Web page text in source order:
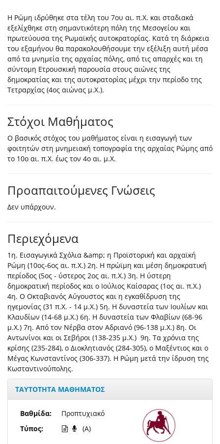
Η Ρώμη ιδρύθηκε στα τέλη του 7ου αι. π.Χ. και σταδιακά
εξελίχθηκε στη σημαντικότερη πόλη της Μεσογείου και
πρωτεύουσα της Ρωμαϊκής αυτοκρατορίας. Κατά τη διάρκεια
του εξαμήνου θα παρακολουθήσουμε την εξέλιξη αυτή μέσα
από τα μνημεία της αρχαίας πόλης, από τις απαρχές και τη
σύντομη Ετρουσκική παρουσία στους αιώνες της
δημοκρατίας και της αυτοκρατορίας μέχρι την περίοδο της
Τετραρχίας (4ος αιώνας μ.Χ.).
Στόχοι Μαθήματος
Ο βασικός στόχος του μαθήματος είναι η εισαγωγή των
φοιτητών στη μνημειακή τοπογραφία της αρχαίας Ρώμης από
το 10ο αι. π.Χ. έως τον 4ο αι. μ.Χ.
Προαπαιτούμενες Γνώσεις
Δεν υπάρχουν.
Περιεχόμενα
1η. Εισαγωγικά Σχόλια &amp; η Προϊστορική και αρχαϊκή
Ρώμη (10ος-6ος αι. π.Χ.) 2η. Η πρώϊμη και μέση δημοκρατική
περίοδος (5ος - ύστερος 2ος αι. π.Χ.) 3η. Η ύστερη
δημοκρατική περίοδος και ο Ιούλιος Καίσαρας (1ος αι. π.Χ.)
4η. Ο Οκταβιανός Αύγουστος και η εγκαθίδρυση της
ηγεμονίας (31 π.Χ. - 14 μ.Χ.) 5η. Η δυναστεία των Ιουλίων και
Κλαυδίων (14-68 μ.Χ.) 6η. Η δυναστεία των Φλαβίων (68-96
μ.Χ.) 7η. Από τον Νέρβα στον Αδριανό (96-138 μ.Χ.) 8η. Οι
Αντωνίνοι και οι Σεβήροι (138-235 μ.Χ.) 9η. Τα χρόνια της
κρίσης (235-284), o Διοκλητιανός (284-305), o Μαξέντιος και ο
Μέγας Κωνσταντίνος (306-337). Η Ρώμη μετά την ίδρυση της
Κωσταντινούπολης.
ΤΑΥΤΟΤΗΤΑ ΜΑΘΗΜΑΤΟΣ
Βαθμίδα:
Τύπος:
Προπτυχιακό
(A)